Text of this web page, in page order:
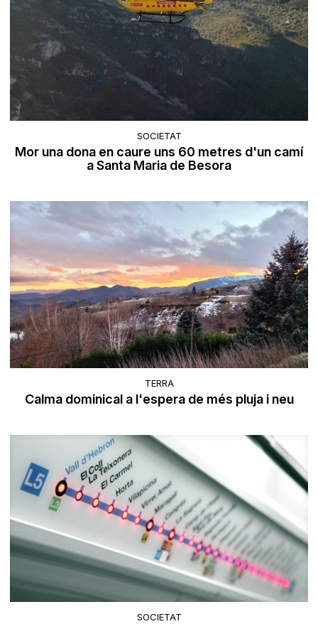
SOCIETAT
Mor una dona en caure uns 60 metres d'un camí
a Santa Maria de Besora
TERRA
Calma dominical a l'espera de més pluja i neu
SOCIETAT